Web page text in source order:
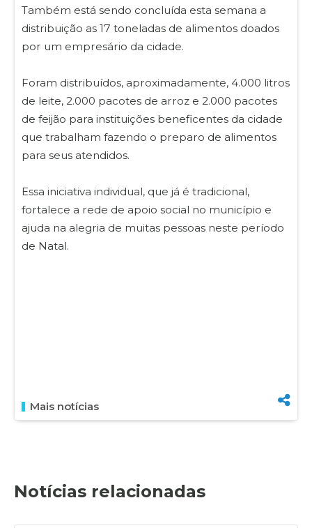
Também está sendo concluída esta semana a
distribuição as 17 toneladas de alimentos doados
por um empresário da cidade.
Foram distribuídos, aproximadamente, 4.000 litros
de leite, 2.000 pacotes de arroz e 2.000 pacotes
de feijão para instituições beneficentes da cidade
que trabalham fazendo o preparo de alimentos
para seus atendidos.
Essa iniciativa individual, que já é tradicional,
fortalece a rede de apoio social no município e
ajuda na alegria de muitas pessoas neste período
de Natal.
Mais notícias
Notícias relacionadas